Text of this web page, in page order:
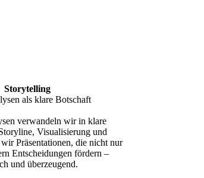
Storytelling
als klare Botschaft
verwandeln wir in klare
Visualisierung und
Präsentationen, die nicht nur
Entscheidungen fördern –
und überzeugend.